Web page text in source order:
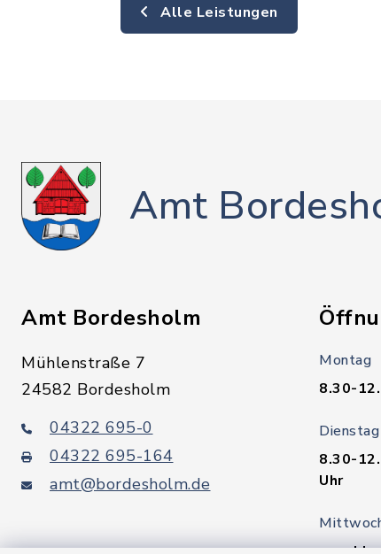
Alle Leistungen
Amt
Amt Bordesholm
Mühlenstraße 7
24582 Bordesholm
04322 695-0
04322 695-164
amt@bordesholm.de
Montag
8.30-
Dienstag
8.30-
Uhr